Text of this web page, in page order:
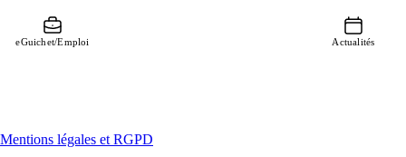
eGuichet/Emploi Actualités
Mentions légales et RGPD